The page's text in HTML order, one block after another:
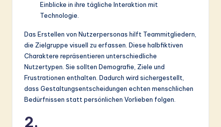
Einblicke in ihre tägliche Interaktion mit
Technologie.
Das Erstellen von Nutzerpersonas hilft Teammitgliedern,
die Zielgruppe visuell zu erfassen. Diese halbfiktiven
Charaktere repräsentieren unterschiedliche
Nutzertypen. Sie sollten Demografie, Ziele und
Frustrationen enthalten. Dadurch wird sichergestellt,
dass Gestaltungsentscheidungen echten menschlichen
Bedürfnissen statt persönlichen Vorlieben folgen.
2.